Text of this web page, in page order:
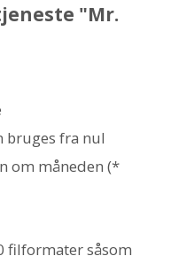
"Mr.
fra nul
om måneden (*
filformater såsom